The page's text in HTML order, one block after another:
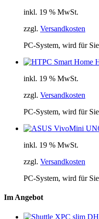
inkl. 19 % MwSt.
zzgl. Versandkosten
PC-System, wird für
inkl. 19 % MwSt.
zzgl. Versandkosten
PC-System, wird für
inkl. 19 % MwSt.
zzgl. Versandkosten
PC-System, wird für
Im Angebot